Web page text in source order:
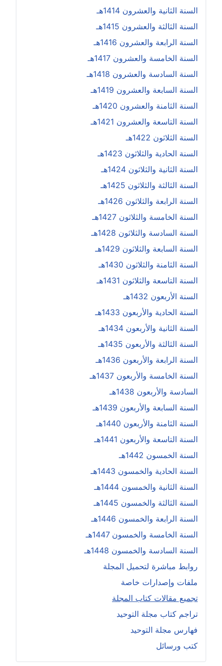
السنة الثانية والعشرون 1414هـ
السنة الثالثة والعشرون 1415هـ
السنة الرابعة والعشرون 1416هـ
السنة الخامسة والعشرون 1417هـ
السنة السادسة والعشرون 1418هـ
السنة السابعة والعشرون 1419هـ
السنة الثامنة والعشرون 1420هـ
السنة التاسعة والعشرون 1421هـ
السنة الثلاثون 1422هـ
السنة الحادية والثلاثون 1423هـ
السنة الثانية والثلاثون 1424هـ
السنة الثالثة والثلاثون 1425هـ
السنة الرابعة والثلاثون 1426هـ
السنة الخامسة والثلاثون 1427هـ
السنة السادسة والثلاثون 1428هـ
السنة السابعة والثلاثون 1429هـ
السنة الثامنة والثلاثون 1430هـ
السنة التاسعة والثلاثون 1431هـ
السنة الأربعون 1432هـ
السنة الحادية والأربعون 1433هـ
السنة الثانية والأربعون 1434هـ
السنة الثالثة والأربعون 1435هـ
السنة الرابعة والأربعون 1436هـ
السنة الخامسة والأربعون 1437هـ
السادسة والأربعون 1438هـ
السنة السابعة والأربعون 1439هـ
السنة الثامنة والأربعون 1440هـ
السنة التاسعة والأربعون 1441هـ
السنة الخمسون 1442هـ
السنة الحادية والخمسون 1443هـ
السنة الثانية والخمسون 1444هـ
السنة الثالثة والخمسون 1445هـ
السنة الرابعة والخمسون 1446هـ
السنة الخامسة والخمسون 1447هـ
السنة السادسة والخمسون 1448هـ
روابط مباشرة لتحميل المجلة
ملفات وإصدارات خاصة
تجميع مقالات كتاب المجلة
تراجم كتاب مجلة التوحيد
فهارس مجلة التوحيد
كتب ورسائل